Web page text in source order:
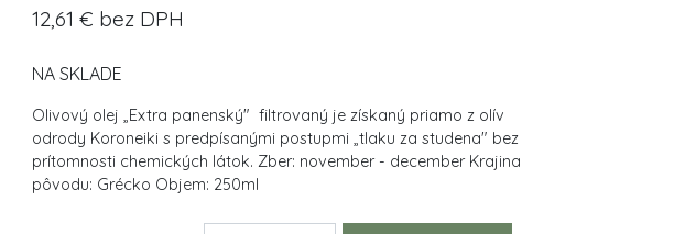
12,61 € bez DPH
NA SKLADE
Olivový olej „Extra panenský" filtrovaný je získaný priamo z olív
odrody Koroneiki s predpísanými postupmi „tlaku za studena" bez
prítomnosti chemických látok. Zber: november - december Krajina
pôvodu: Grécko Objem: 250ml